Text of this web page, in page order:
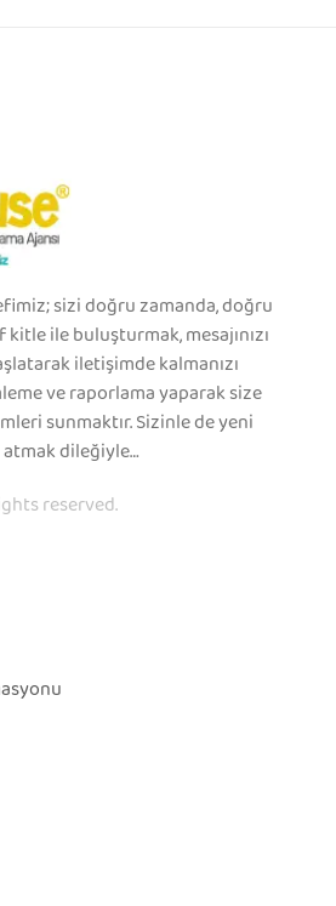
sizi doğru zamanda, doğru
ile buluşturmak, mesajınızı
iletişimde kalmanızı
ve raporlama yaparak size
sunmaktır. Sizinle de yeni
dileğiyle…
reserved.